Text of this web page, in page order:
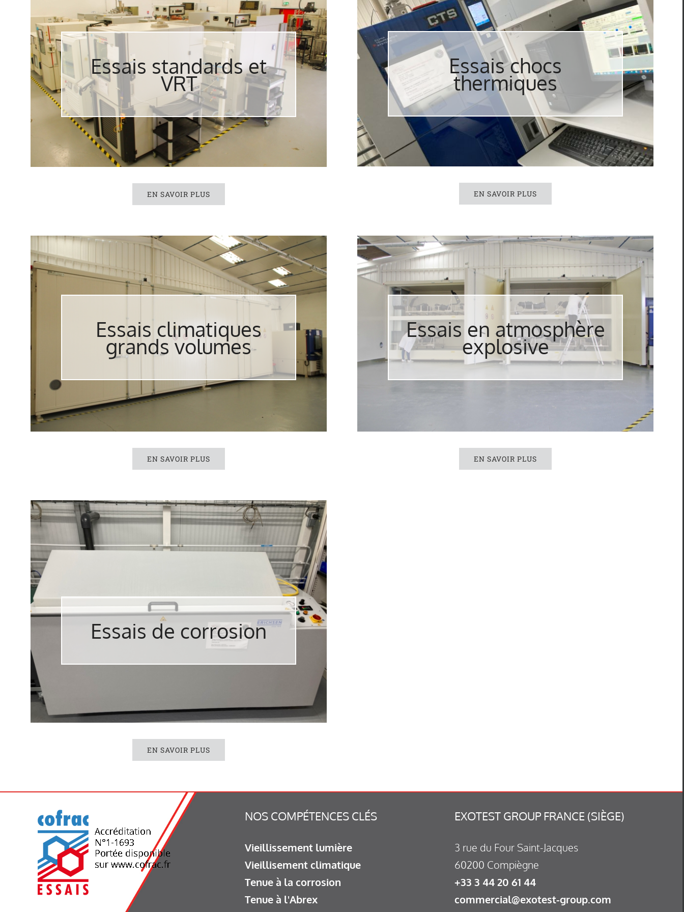
Essais standards et
VRT
EN SAVOIR PLUS
Essais chocs
thermiques
EN SAVOIR PLUS
Essais climatiques
grands volumes
EN SAVOIR PLUS
Essais en atmosphère
explosive
EN SAVOIR PLUS
Essais de corrosion
EN SAVOIR PLUS
NOS COMPÉTENCES CLÉS
Vieillissement lumière
Vieillisement climatique
Tenue à la corrosion
Tenue à l'Abrex
EXOTEST GROUP FRANCE (SIÈGE)
3 rue du Four Saint-Jacques
60200 Compiègne
+33 3 44 20 61 44
commercial@exotest-group.com